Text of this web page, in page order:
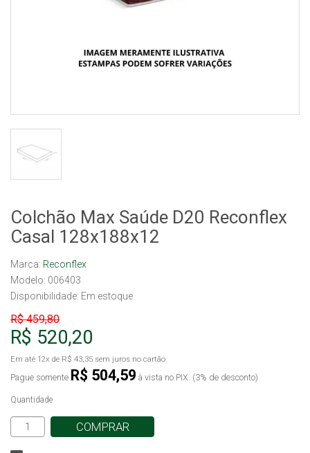
Colchão Max Saúde D20 Reconflex
Casal 128x188x12
Marca: Reconflex
Modelo: 006403
Disponibilidade: Em estoque
R$ 459,80
R$ 520,20
Em até 12x de R$ 43,35 sem juros no cartão
Pague somente R$ 504,59 à vista no PIX. (3% de desconto)
Quantidade
COMPRAR